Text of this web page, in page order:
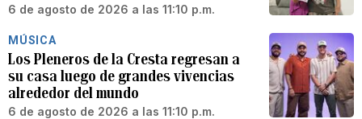
6 de agosto de 2026 a las 11:10 p.m.
MÚSICA
Los Pleneros de la Cresta regresan a
su casa luego de grandes vivencias
alrededor del mundo
6 de agosto de 2026 a las 11:10 p.m.